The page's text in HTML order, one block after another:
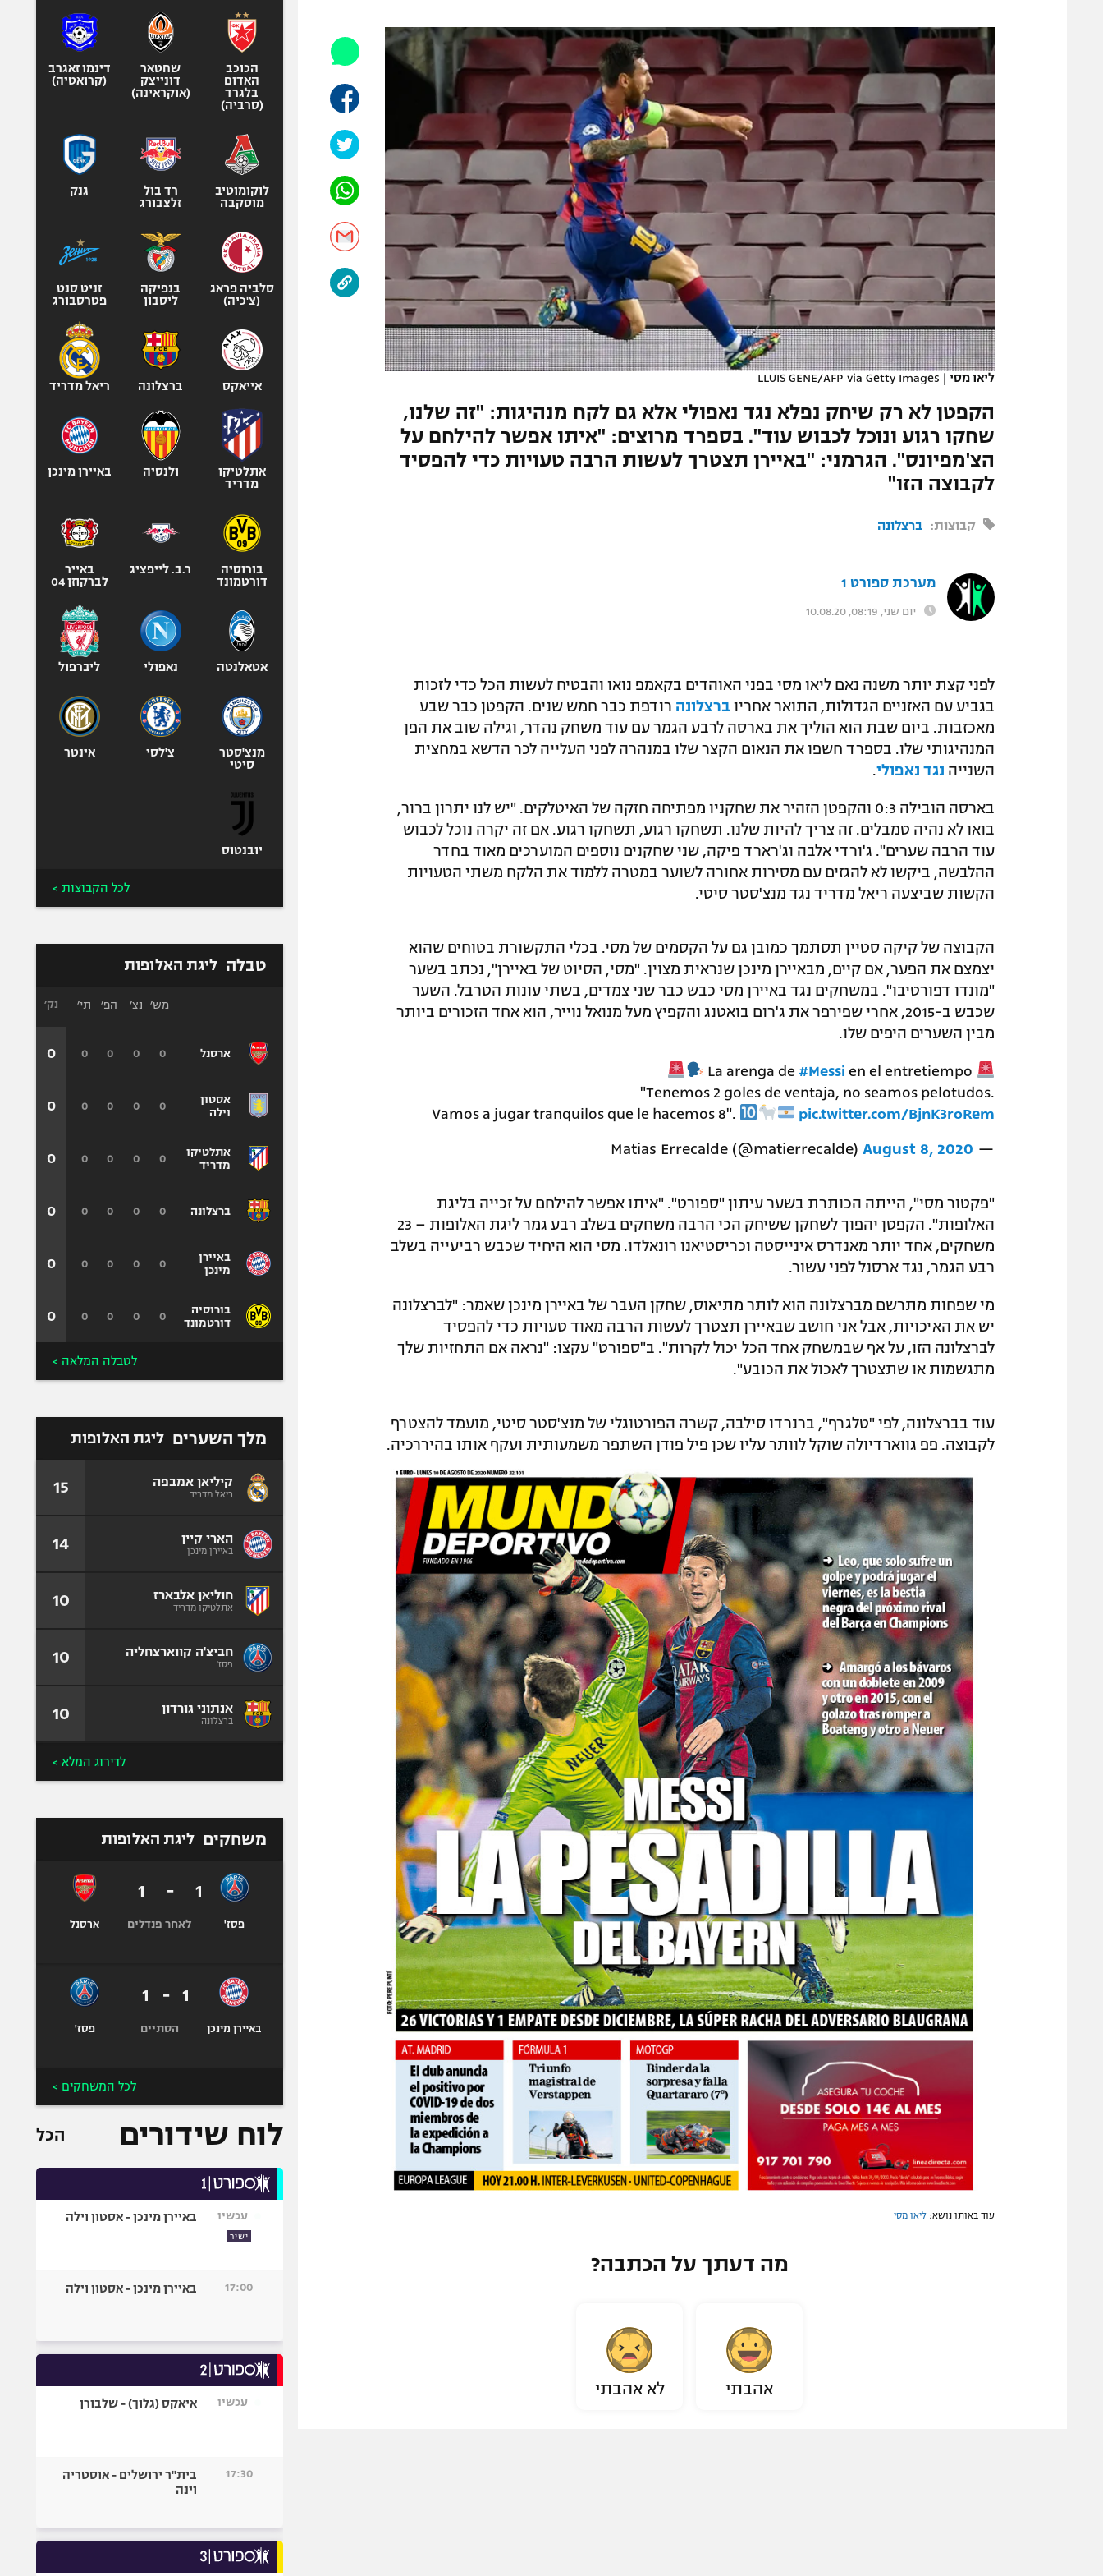
תקנון משתתפים וזוכים בפרסים
תקנון עבור פעילות אלקטרה
תקנון עבור פעילות ספורט 1 – "מרלן"
טניס
גיימינג E-Sports
תנאי שימוש
מדיניות פרטיות
תקנון פעילות ספורט 1
רשיון להקרנה פומבית לבית עסק
הצטרפות לחבילת הערוצים
לוח דרושים – ג'ובנט
תגיות
המגזין
הפועל תל אביב
הפועל חיפה
הפועל באר שבע
מכבי נתניה
בני יהודה
ליגה סינית
ליגה ברזילאית
ליגות נוספות
אופניים
ספורט מוטורי
כדורמים
פוטבול אמריקאי NFL
ספורט אתגרי
ואקסטרים
אומנויות לחימה
ליאו מסי |
LLUIS GENE/AFP via Getty Images
הקפטן לא רק שיחק נפלא נגד נאפולי אלא גם לקח מנהיגות: "זה שלנו,
שחקו רגוע ונוכל לכבוש עוד". בספרד מרוצים: "איתו אפשר להילחם על
הצ'מפיונס". הגרמני: "באיירן תצטרך לעשות הרבה טעויות כדי להפסיד
לקבוצה הזו"
קבוצות: ברצלונה
מערכת ספורט 1
יום שני, 08:19, 10.08.20
לפני קצת יותר משנה נאם ליאו מסי בפני האוהדים בקאמפ נואו והבטיח לעשות הכל כדי לזכות
בגביע עם האזניים הגדולות, התואר אחריו ברצלונה רודפת כבר חמש שנים. הקפטן כבר שבע
מאכזבות. ביום שבת הוא הוליך את בארסה לרבע הגמר עם עוד משחק נהדר, וגילה שוב את הפן
המנהיגותי שלו. בספרד חשפו את הנאום הקצר שלו במנהרה לפני העלייה לכר הדשא במחצית
השנייה נגד נאפולי.
בארסה הובילה 0:3 והקפטן הזהיר את שחקניו מפתיחה חזקה של האיטלקים. "יש לנו יתרון ברור,
בואו לא נהיה טמבלים. זה צריך להיות שלנו. תשחקו רגוע, תשחקו רגוע. אם זה יקרה נוכל לכבוש
עוד הרבה שערים". ג'ורדי אלבה וג'רארד פיקה, שני שחקנים נוספים המוערכים מאוד בחדר
ההלבשה, ביקשו לא להגזים עם מסירות אחורה לשוער במטרה ללמוד את הלקח משתי הטעויות
הקשות שביצעה ריאל מדריד נגד מנצ'סטר סיטי.
הקבוצה של קיקה סטיין תסתמך כמובן גם על הקסמים של מסי. בכלי התקשורת בטוחים שהוא
יצמצם את הפער, אם קיים, מבאיירן מינכן שנראית מצוין. "מסי, הסיוט של באיירן", נכתב בשער
"מונדו דפורטיבו". במשחקים נגד באיירן מסי כבש כבר שני צמדים, בשתי עונות הטרבל. השער
שכבש ב-2015, אחרי שפירפר את ג'רום בואטנג והקפיץ מעל מנואל נוייר, הוא אחד הזכורים ביותר
מבין השערים היפים שלו.
La arenga de#Messi en el entretiempo
"Tenemos 2 goles de ventaja, no seamos pelotudos.
Vamos a jugar tranquilos que le hacemos 8".
pic.twitter.com/BjnK3roRem
— Matias Errecalde (@matierrecalde)
August 8, 2020
"פקטור מסי", הייתה הכותרת בשער עיתון "ספורט". "איתו אפשר להילחם על זכייה בליגת
האלופות". הקפטן יהפוך לשחקן ששיחק הכי הרבה משחקים בשלב רבע גמר ליגת האלופות – 23
משחקים, אחד יותר מאנדרס אינייסטה וכריסטיאנו רונאלדו. מסי הוא היחיד שכבש רביעייה בשלב
רבע הגמר, נגד ארסנל לפני עשור.
מי שפחות מתרשם מברצלונה הוא לותר מתיאוס, שחקן העבר של באיירן מינכן שאמר: "לברצלונה
יש את האיכויות, אבל אני חושב שבאיירן תצטרך לעשות הרבה מאוד טעויות כדי להפסיד
לברצלונה הזו, על אף שבמשחק אחד הכל יכול לקרות". ב"ספורט" עקצו: "נראה אם התחזיות שלך
מתגשמות או שתצטרך לאכול את הכובע".
עוד בברצלונה, לפי "טלגרף", ברנרדו סילבה, קשרה הפורטוגלי של מנצ'סטר סיטי, מועמד להצטרף
לקבוצה. פפ גווארדיולה שוקל לוותר עליו שכן פיל פודן השתפר משמעותית ועקף אותו בהיררכיה.
עוד באותו נושא: ליאו מסי
מה דעתך על הכתבה?
אהבתי לא אהבתי
הכוכב
האדום
בלגרד
(סרביה)
שחטאר
דונייצק
(אוקראינה)
דינמו זאגרב
(קרואטיה)
לוקומוטיב
מוסקבה
רד בול
זלצבורג
גנק
סלביה פראג
(צ'כיה)
בנפיקה
ליסבון
זניט סנט
פטרסבורג
אייאקס ברצלונה ריאל מדריד
אתלטיקו
מדריד
ולנסיה באיירן מינכן
בורוסיה
דורטמונד
ר.ב. לייפציג
באייר
לברקוזן 04
אטאלנטה נאפולי ליברפול
מנצ'סטר
סיטי
צ'לסי אינטר
יובנטוס
לכל הקבוצות >
טבלה ליגת האלופות
ארסנל
אסטון
וילה
אתלטיקו
מדריד
ברצלונה
באיירן
מינכן
בורוסיה
דורטמונד
מש׳ נצ׳ הפ׳ תי׳
0
0
0
0
0
0
0
0
0
0
0
0
0
0
0
0
0
0
0
0
0
0
0
0
נק׳
0
0
0
0
0
0
לטבלה המלאה >
מלך השערים ליגת האלופות
קיליאן אמבפה
ריאל מדריד 15
הארי קיין
באיירן מינכן 14
חוליאן אלבארז
אתלטיקו מדריד 10
חביצ'ה קווארצחליה
פסז' 10
אנתוני גורדון
ברצלונה 10
לדירוג המלא >
משחקים ליגת האלופות
פסז'
1
-
1
לאחר פנדלים ארסנל
באיירן מינכן
1
-
1
הסתיים פסז'
לכל המשחקים >
לוח שידורים הכל
עכשיו
ישיר
באיירן מינכן - אסטון וילה
17:00 באיירן מינכן - אסטון וילה
עכשיו איאקס (גלוך) - שלבורן
17:30
בית"ר ירושלים - אוסטריה
וינה